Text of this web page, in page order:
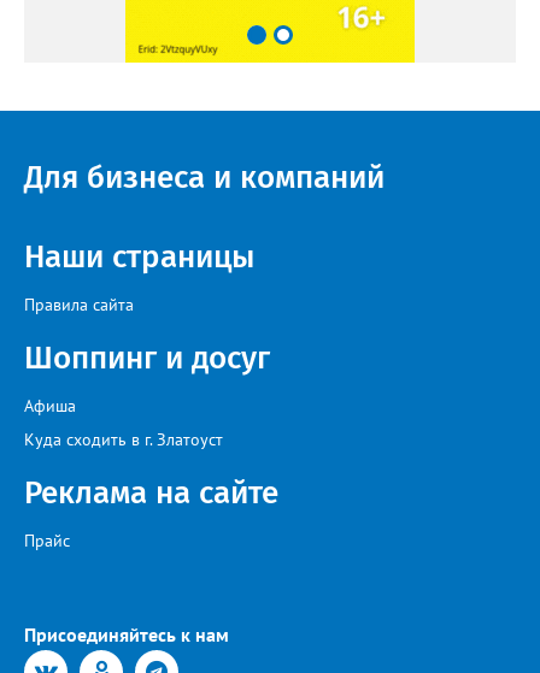
Для бизнеса и компаний
Наши страницы
Правила сайта
Шоппинг и досуг
Афиша
Куда сходить в г. Златоуст
Реклама на сайте
Прайс
Присоединяйтесь к нам